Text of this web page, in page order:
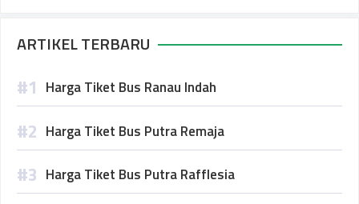
ARTIKEL TERBARU
Harga Tiket Bus Ranau Indah
Harga Tiket Bus Putra Remaja
Harga Tiket Bus Putra Rafflesia